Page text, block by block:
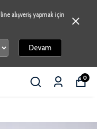
alışveriş yapmak için
Devam
0